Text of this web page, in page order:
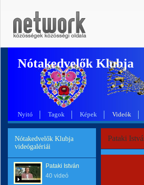
Nótakedvelők Klubja
Nyitó Tagok Képek Videók
Nótakedvelők Klubja
videógalériái
Pataki István
40 videó
Pataki